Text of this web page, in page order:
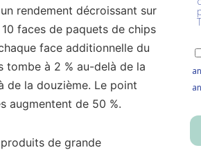
rendement décroissant sur
faces de paquets de chips
face additionnelle du
tombe à 2 % au-delà de la
de la douzième. Le point
augmentent de 50 %.
de grande